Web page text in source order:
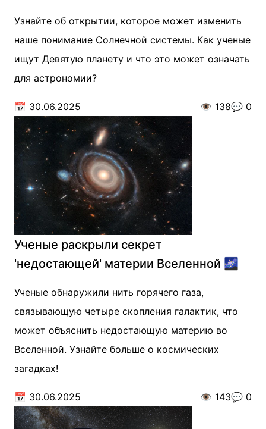
Узнайте об открытии, которое может изменить
наше понимание Солнечной системы. Как ученые
ищут Девятую планету и что это может означать
для астрономии?
📅 30.06.2025 👁️ 138💬 0
Ученые раскрыли секрет
'недостающей' материи Вселенной 🌌
Ученые обнаружили нить горячего газа,
связывающую четыре скопления галактик, что
может объяснить недостающую материю во
Вселенной. Узнайте больше о космических
загадках!
📅 30.06.2025 👁️ 143💬 0